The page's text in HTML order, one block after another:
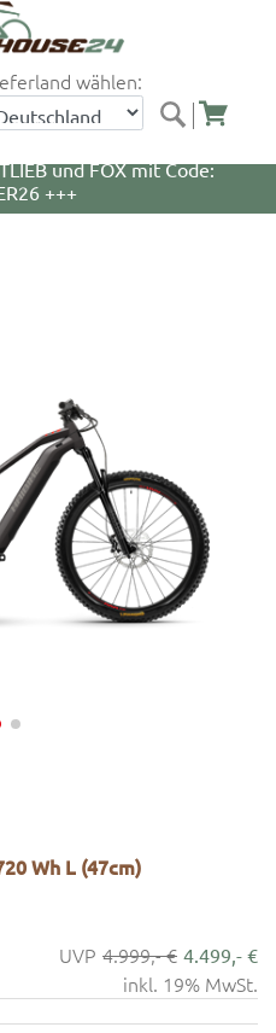
wählen:
Bikes und Zubehör mit
und FOX mit Code:
+++
Wh L (47cm)
4.999,- € 4.499,- €
inkl. 19% MwSt.